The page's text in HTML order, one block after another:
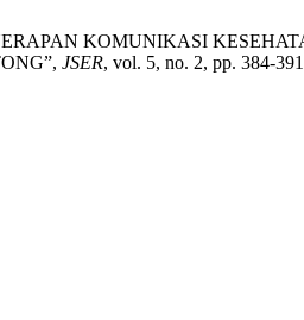
KOMUNIKASI
JSER, vol. 5, no. 2, pp. 384-